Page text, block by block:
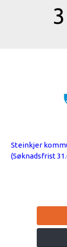
Steinkjer
(Søknadsfrist